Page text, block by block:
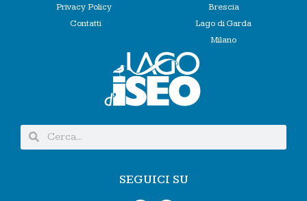
Privacy Policy
Contatti
Brescia
Lago di Garda
Milano
SEGUICI SU